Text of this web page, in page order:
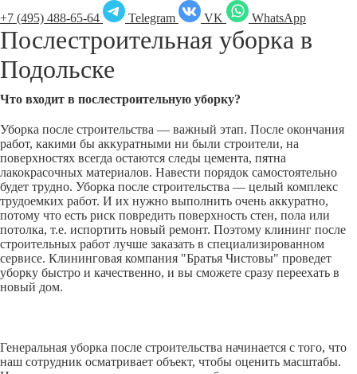
+7 (495) 488-65-64
Telegram VK WhatsApp
Послестроительная уборка в
Подольске
Что входит в послестроительную уборку?
Уборка после строительства — важный этап. После окончания
работ, какими бы аккуратными ни были строители, на
поверхностях всегда остаются следы цемента, пятна
лакокрасочных материалов. Навести порядок самостоятельно
будет трудно. Уборка после строительства — целый комплекс
трудоемких работ. И их нужно выполнить очень аккуратно,
потому что есть риск повредить поверхность стен, пола или
потолка, т.е. испортить новый ремонт. Поэтому клининг после
строительных работ лучше заказать в специализированном
сервисе. Клининговая компания "Братья Чистовы" проведет
уборку быстро и качественно, и вы сможете сразу переехать в
новый дом.
Генеральная уборка после строительства начинается с того, что
наш сотрудник осматривает объект, чтобы оценить масштабы.